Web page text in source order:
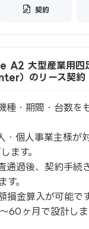
契約
大型産業用四
）のリース契約
・期間・台数を
個人事業主様が
ます。
過後、契約手続
。
損金算入が可能で
60ヶ月で設計しま